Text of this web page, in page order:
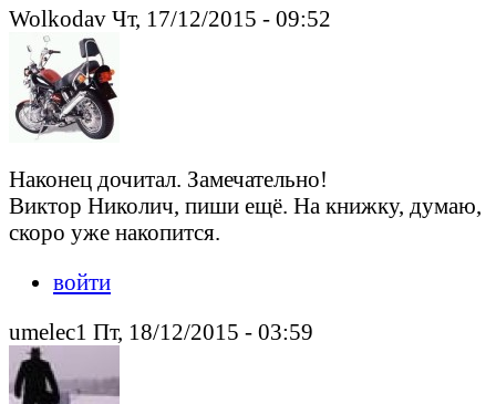
Wolkodav Чт, 17/12/2015 - 09:52
Наконец дочитал. Замечательно!
Виктор Николич, пиши ещё. На книжку, думаю,
скоро уже накопится.
войти
umelec1 Пт, 18/12/2015 - 03:59